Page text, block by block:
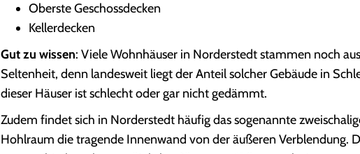
Oberste Geschossdecken
Kellerdecken
Gut zu wissen: Viele Wohnhäuser in Norderstedt stammen noch
Seltenheit, denn landesweit liegt der Anteil solcher Gebäude in
dieser Häuser ist schlecht oder gar nicht gedämmt.
Zudem findet sich in Norderstedt häufig das sogenannte
Hohlraum die tragende Innenwand von der äußeren Verblendung.